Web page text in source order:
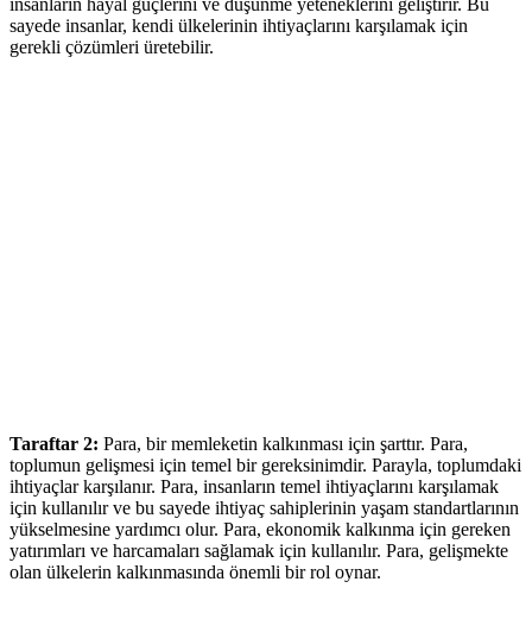
sayede insanlar, kendi ülkelerinin ihtiyaçlarını karşılamak için
gerekli çözümleri üretebilir.
Taraftar 2: Para, bir memleketin kalkınması için şarttır. Para,
toplumun gelişmesi için temel bir gereksinimdir. Parayla, toplumdaki
ihtiyaçlar karşılanır. Para, insanların temel ihtiyaçlarını karşılamak
için kullanılır ve bu sayede ihtiyaç sahiplerinin yaşam standartlarının
yükselmesine yardımcı olur. Para, ekonomik kalkınma için gereken
yatırımları ve harcamaları sağlamak için kullanılır. Para, gelişmekte
olan ülkelerin kalkınmasında önemli bir rol oynar.